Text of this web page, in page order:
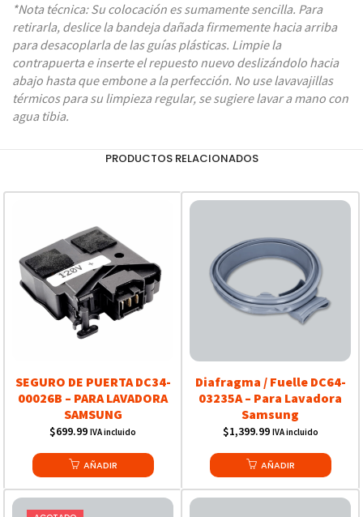
*Nota técnica: Su colocación es sumamente sencilla. Para
retirarla, deslice la bandeja dañada firmemente hacia arriba
para desacoplarla de las guías plásticas. Limpie la
contrapuerta e inserte el repuesto nuevo deslizándolo hacia
abajo hasta que embone a la perfección. No use lavavajillas
térmicos para su limpieza regular, se sugiere lavar a mano con
agua tibia.
PRODUCTOS RELACIONADOS
SEGURO DE PUERTA DC34-
00026B – PARA LAVADORA
SAMSUNG
$699.99 IVA incluido
AÑADIR
Diafragma / Fuelle DC64-
03235A – Para Lavadora
Samsung
$1,399.99 IVA incluido
AÑADIR